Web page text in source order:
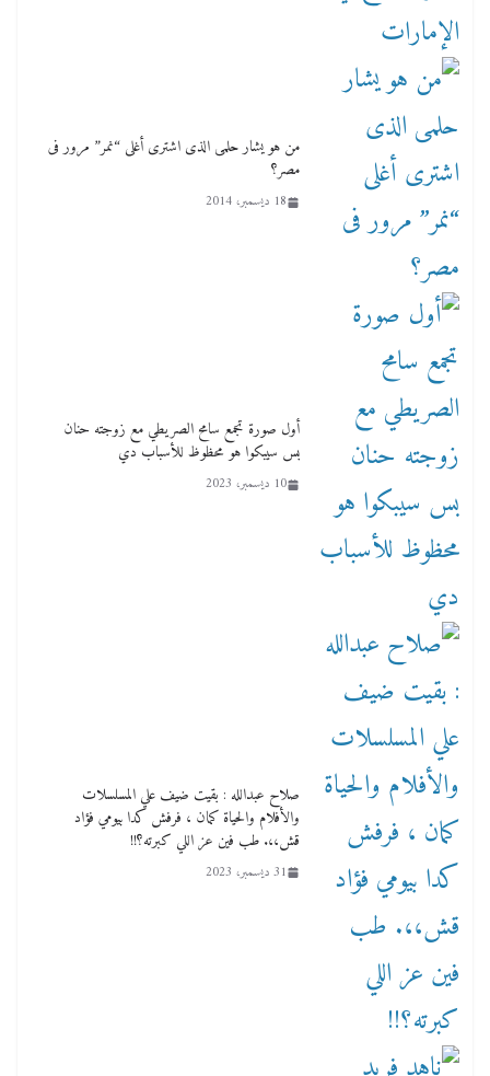
من هو يشار حلمى الذى اشترى أغلى “نمر” مرور فى
مصر؟
18 ديسمبر، 2014
أول صورة تجمع سامح الصريطي مع زوجته حنان
بس سيبكوا هو محظوظ للأسباب دي
10 ديسمبر، 2023
صلاح عبدالله : بقيت ضيف علي المسلسلات
والأفلام والحياة كمان ، فرفش كدا بيومي فؤاد
قش،،. طب فين عز اللي كبرته؟!!
31 ديسمبر، 2023